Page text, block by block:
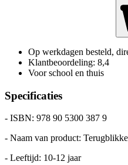
Op werkdagen besteld,
Klantbeoordeling: 8,4
Voor school en thuis
Specificaties
- ISBN: 978 90 5300 387 9
- Naam van product:
- Leeftijd: 10-12 jaar